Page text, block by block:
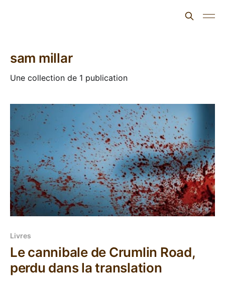
sam millar
Une collection de 1 publication
Livres
Le cannibale de Crumlin Road,
perdu dans la translation